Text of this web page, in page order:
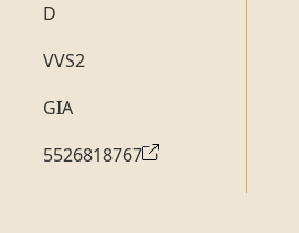
D
VVS2
GIA
5526818767